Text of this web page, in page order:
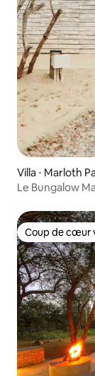
Villa ⋅ Marloth
Le Bungalow
Coup de cœur
Coup de cœur